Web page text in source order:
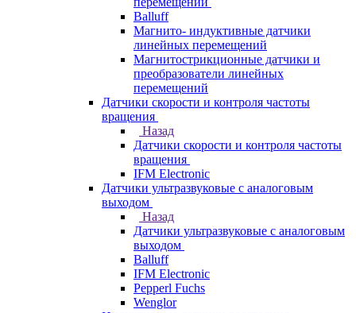
Balluff
Магнито- индуктивные датчики
линейных перемещений
Магнитострикционные датчики и
преобразователи линейных
перемещений
Датчики скорости и контроля частоты
вращения
Назад
Датчики скорости и контроля частоты
вращения
IFM Electronic
Датчики ультразвуковые с аналоговым
выходом
Назад
Датчики ультразвуковые с аналоговым
выходом
Balluff
IFM Electronic
Pepperl Fuchs
Wenglor